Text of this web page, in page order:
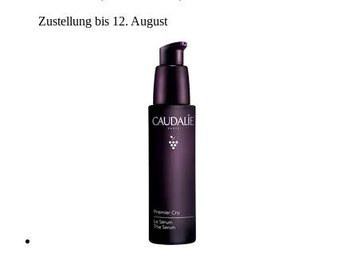
Zustellung bis 12. August